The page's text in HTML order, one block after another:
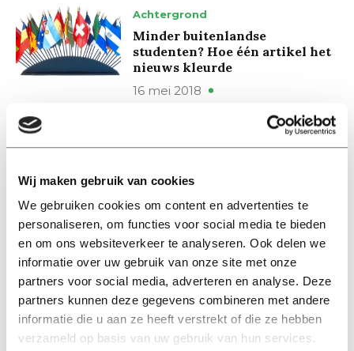
Wij maken gebruik van cookies
We gebruiken cookies om content en advertenties te
personaliseren, om functies voor social media te bieden
en om ons websiteverkeer te analyseren. Ook delen we
informatie over uw gebruik van onze site met onze
partners voor social media, adverteren en analyse. Deze
partners kunnen deze gegevens combineren met andere
informatie die u aan ze heeft verstrekt of die ze hebben
verzameld op basis van uw gebruik van hun services.
Achtergrond
Minder buitenlandse
studenten? Hoe één artikel het
nieuws kleurde
16 mei 2018
buitenlandse studenten, zegt
hoger onderwijs
14 mei 2018
Nieuws
Quota voor buitenlandse
studenten: in Oostenrijk en
Wallonië kan het wél
26 maart 2018